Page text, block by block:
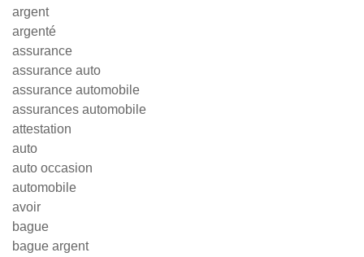
argent
argenté
assurance
assurance auto
assurance automobile
assurances automobile
attestation
auto
auto occasion
automobile
avoir
bague
bague argent